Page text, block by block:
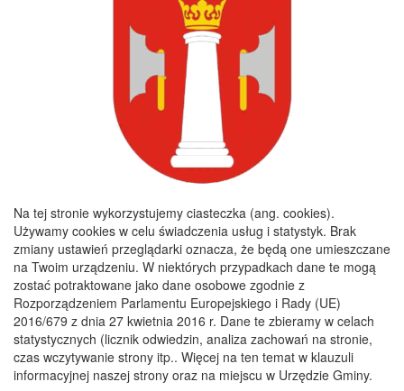
Bank Spółdzielczy Kielce o/Nagłowice
46 84930004 0110 0100 0332 0097
Rachunek odpady komunalne:
44 8493 0004 0110 0100 0332 0133
Godziny pracy
8:00 - 16:00
Środa :7:30 - 15:30
Czwartek :7:30 - 15:30
Piątek :7:30 - 15:30
Copyright 2019@ Urząd Gminy Nagłowice
Na tej stronie wykorzystujemy ciasteczka (ang. cookies).
Używamy cookies w celu świadczenia usług i statystyk. Brak
zmiany ustawień przeglądarki oznacza, że będą one umieszczane
na Twoim urządzeniu. W niektórych przypadkach dane te mogą
zostać potraktowane jako dane osobowe zgodnie z
Rozporządzeniem Parlamentu Europejskiego i Rady (UE)
2016/679 z dnia 27 kwietnia 2016 r. Dane te zbieramy w celach
statystycznych (licznik odwiedzin, analiza zachowań na stronie,
czas wczytywanie strony itp.. Więcej na ten temat w klauzuli
informacyjnej naszej strony oraz na miejscu w Urzędzie Gminy.